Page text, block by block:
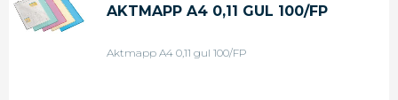
AKTMAPP A4 0,11 GUL 100/FP
Aktmapp A4 0,11 gul 100/FP